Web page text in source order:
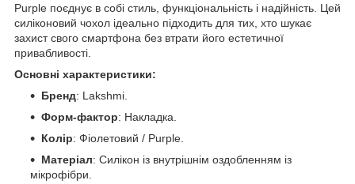
Purple поєднує в собі стиль, функціональність і надійність. Цей
силіконовий чохол ідеально підходить для тих, хто шукає
захист свого смартфона без втрати його естетичної
привабливості.
Основні характеристики:
Бренд: Lakshmi.
Форм-фактор: Накладка.
Колір: Фіолетовий / Purple.
Матеріал: Силікон із внутрішнім оздобленням із
мікрофібри.